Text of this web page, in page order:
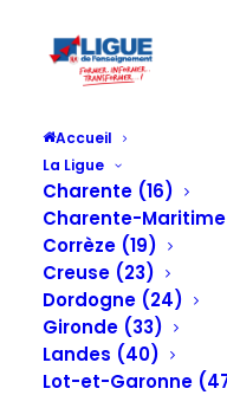
Accueil
La Ligue
Charente (16)
Charente-Maritime
Corrèze (19)
Creuse (23)
Dordogne (24)
Gironde (33)
Landes (40)
Lot-et-Garonne
Dernière ligne
à